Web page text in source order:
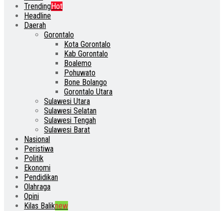
TrendingHot
Headline
Daerah
Gorontalo
Kota Gorontalo
Kab Gorontalo
Boalemo
Pohuwato
Bone Bolango
Gorontalo Utara
Sulawesi Utara
Sulawesi Selatan
Sulawesi Tengah
Sulawesi Barat
Nasional
Peristiwa
Politik
Ekonomi
Pendidikan
Olahraga
Opini
Kilas Baliknew